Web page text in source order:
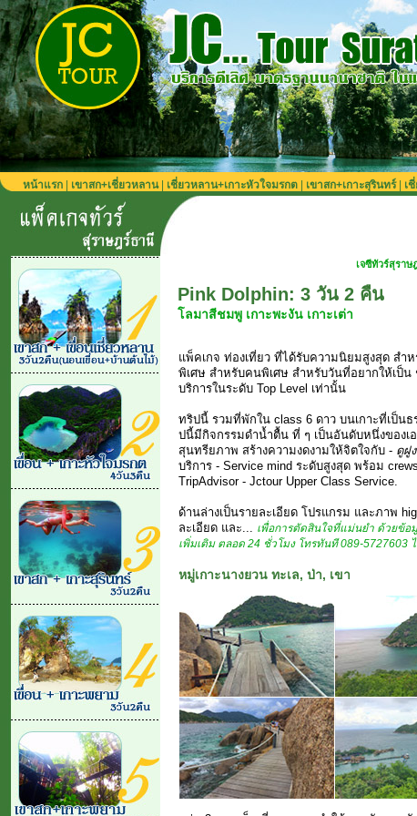
หน้าแรก เขาสก+เชี่ยวหลาน| เชี่ยวหลาน+เกาะหัวใจมรกต เขาสก+เกาะสุรินทร์| เ
เจซีทัวร์สุราษฎร์ บริการตลอดปี
Pink Dolphin: 3 วัน 2 คืน
โลมาสีชมพู เกาะพะงัน เกาะเต่า
แพ็คเกจ ท่องเที่ยว ที่ได้รับความนิยมสูงสุด ส
พิเศษ สำหรับคนพิเศษ สำหรับวันที่อยากให้เป็
บริการในระดับ Top Level เท่านั้น
ทริปนี้ รวมที่พักใน class 6 ดาว บนเกาะที่เป็น
ปนี้มีกิจกรรมดำน้ำตื้น ที่ ๆ เป็นอันดับหนึ่งของเ
สุนทรียภาพ สร้างความงดงามให้จิตใจกับ - ดูฝู
บริการ - Service mind ระดับสูงสุด พร้อม
TripAdvisor - Jctour Upper Class Service.
ด้านล่างเป็นรายละเอียด โปรแกรม และภาพ
ละเอียด และ...
เพื่อการตัดสินใจที่แม่นยำ ด้วยข้อ
เพิ่มเติม ตลอด 24 ชั่วโมง โทรทันที 089-5727603
หมู่เกาะนางยวน ทะเล, ป่า, เขา